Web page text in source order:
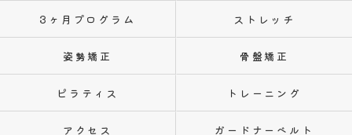
3ヶ月プログラム ストレッチ
姿勢矯正 骨盤矯正
ピラティス トレーニング
アクセス ガードナーベルト